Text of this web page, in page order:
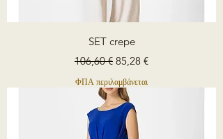
SET crepe
Κανονική τιμή
106,60 € Τιμή Έκπτωσης
85,28 €
ΦΠΑ περιλαμβάνεται